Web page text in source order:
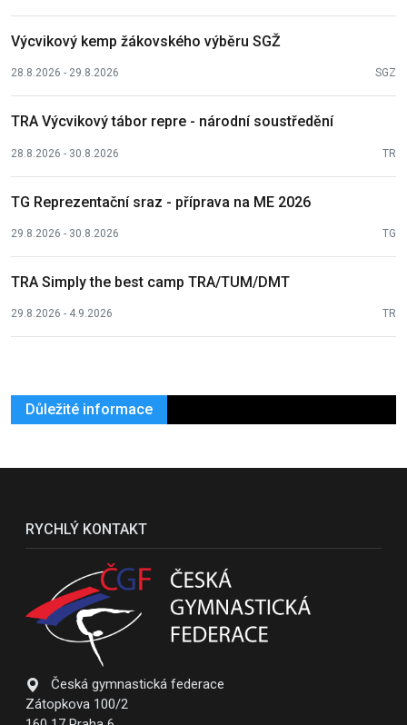
Výcvikový kemp žákovského výběru SGŽ
28.8.2026 - 29.8.2026 SGZ
TRA Výcvikový tábor repre - národní soustředění
28.8.2026 - 30.8.2026 TR
TG Reprezentační sraz - příprava na ME 2026
29.8.2026 - 30.8.2026 TG
TRA Simply the best camp TRA/TUM/DMT
29.8.2026 - 4.9.2026 TR
Důležité informace
RYCHLÝ KONTAKT
Česká gymnastická federace
Zátopkova 100/2